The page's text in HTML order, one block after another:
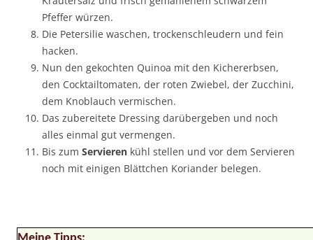
Pfeffer würzen.
Die Petersilie waschen, trockenschleudern und fein
hacken.
Nun den gekochten Quinoa mit den Kichererbsen,
den Cocktailtomaten, der roten Zwiebel, der Zucchini,
dem Knoblauch vermischen.
Das zubereitete Dressing darübergeben und noch
alles einmal gut vermengen.
Bis zum Servieren kühl stellen und vor dem Servieren
noch mit einigen Blättchen Koriander belegen.